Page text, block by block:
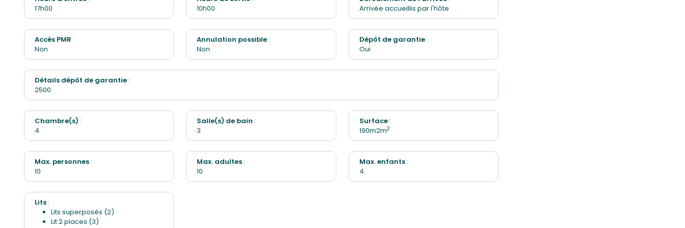
17h00
10h00
Arrivée accueillis par l'hôte
Accès PMR :
Non
Annulation possible :
Non
Dépôt de garantie:
Oui
Détails dépôt de garantie :
2500
Chambre(s) :
4
Salle(s) de bain :
3
Surface:
190m2m2
Max. personnes :
10
Max. adultes :
10
Max. enfants:
4
Lits :
Lits superposés (2)
Lit 2 places (3)